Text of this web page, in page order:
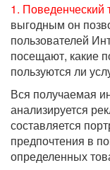
1. Поведенческий
выгодным он
пользователей
посещают, какие
пользуются ли
Вся получаемая
анализируется
составляется
предпочтения в
определенных